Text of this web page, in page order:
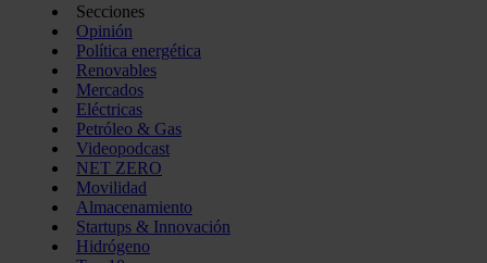
Secciones
Opinión
Política energética
Renovables
Mercados
Eléctricas
Petróleo & Gas
Videopodcast
NET ZERO
Movilidad
Almacenamiento
Startups & Innovación
Hidrógeno